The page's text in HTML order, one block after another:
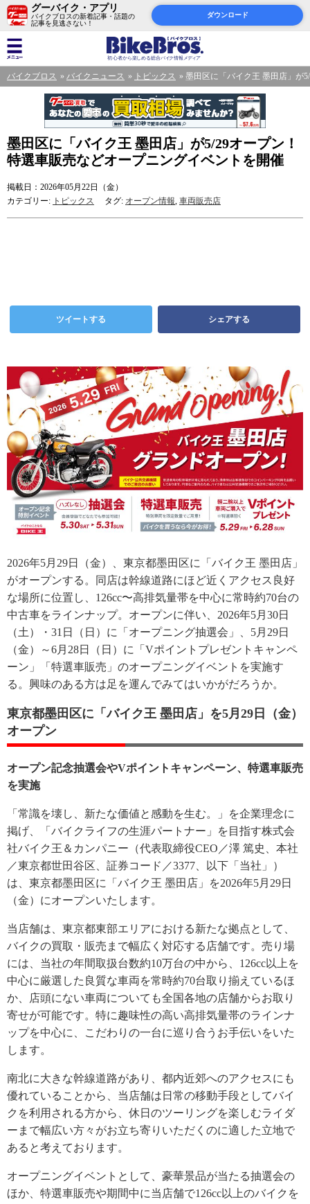
グーバイク・アプリ
バイクブロスの新着記事・話題の
記事を見逃さない！
ダウンロード
バイクブロス バイクニュース トピックス 墨田区に「バイク王 墨田店」が
墨田区に「バイク王 墨田店」が5/29オープン！
特選車販売などオープニングイベントを開催
掲載日：2026年05月22日（金）
カテゴリー: トピックス タグ: オープン情報, 車両販売店
ツイートする シェアする
2026年5月29日（金）、東京都墨田区に「バイク王 墨田店」
がオープンする。同店は幹線道路にほど近くアクセス良好
な場所に位置し、126cc〜高排気量帯を中心に常時約70台の
中古車をラインナップ。オープンに伴い、2026年5月30日
（土）・31日（日）に「オープニング抽選会」、5月29日
（金）～6月28日（日）に「Vポイントプレゼントキャンペ
ーン」「特選車販売」のオープニングイベントを実施す
る。興味のある方は足を運んでみてはいかがだろうか。
東京都墨田区に「バイク王 墨田店」を5月29日（金）
オープン
オープン記念抽選会やVポイントキャンペーン、特選車販売
を実施
「常識を壊し、新たな価値と感動を生む。」を企業理念に
掲げ、「バイクライフの生涯パートナー」を目指す株式会
社バイク王＆カンパニー（代表取締役CEO／澤 篤史、本社
／東京都世田谷区、証券コード／3377、以下「当社」）
は、東京都墨田区に「バイク王 墨田店」を2026年5月29日
（金）にオープンいたします。
当店舗は、東京都東部エリアにおける新たな拠点として、
バイクの買取・販売まで幅広く対応する店舗です。売り場
には、当社の年間取扱台数約10万台の中から、126cc以上を
中心に厳選した良質な車両を常時約70台取り揃えているほ
か、店頭にない車両についても全国各地の店舗からお取り
寄せが可能です。特に趣味性の高い高排気量帯のラインナ
ップを中心に、こだわりの一台に巡り合うお手伝いをいた
します。
南北に大きな幹線道路があり、都内近郊へのアクセスにも
優れていることから、当店舗は日常の移動手段としてバイ
クを利用される方から、休日のツーリングを楽しむライダ
ーまで幅広い方々がお立ち寄りいただくのに適した立地で
あると考えております。
オープニングイベントとして、豪華景品が当たる抽選会の
ほか、特選車販売や期間中に当店舗で126cc以上のバイクを